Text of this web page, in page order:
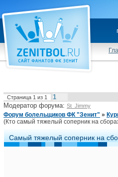
Страница 1 из 1
1
Модератор форума: St_Jimmy
Форум болельщиков ФК "Зенит" »
(Кто самый тяжелый соперник на
Самый тяжелый соперник на